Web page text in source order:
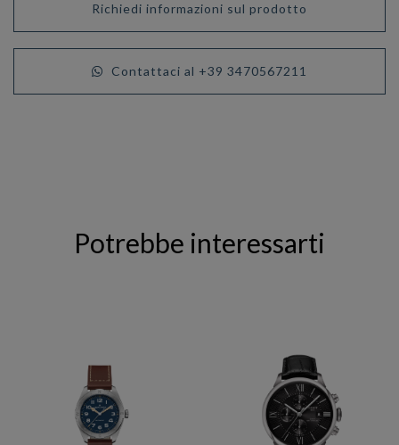
Richiedi informazioni sul prodotto
Contattaci al +39 3470567211
Potrebbe interessarti